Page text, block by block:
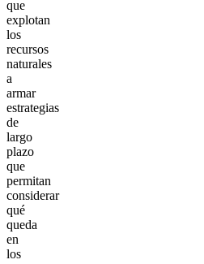
que
explotan
los
recursos
naturales
a
armar
estrategias
de
largo
plazo
que
permitan
considerar
qué
queda
en
los